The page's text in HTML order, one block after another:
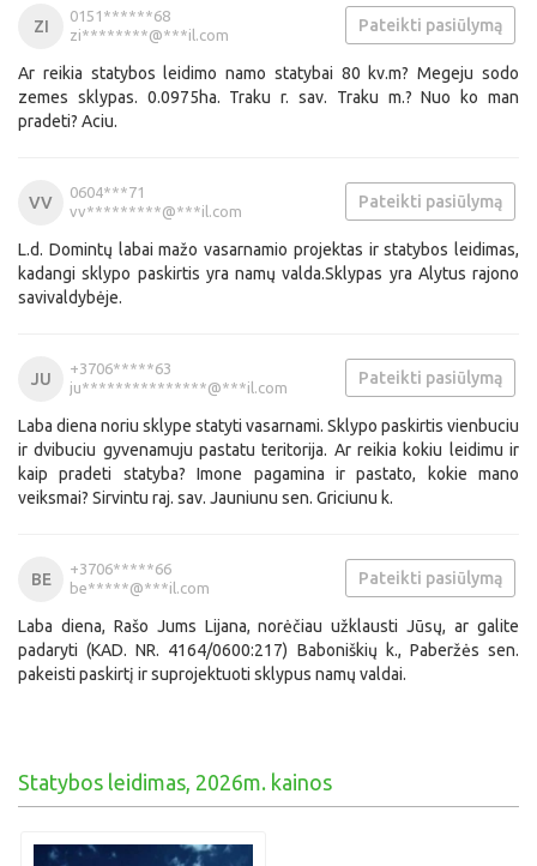
ZI
0151******68
zi********@***il.com
Pateikti pasiūlymą
Ar reikia statybos leidimo namo statybai 80 kv.m? Megeju sodo
zemes sklypas. 0.0975ha. Traku r. sav. Traku m.? Nuo ko man
pradeti? Aciu.
VV
0604***71
vv*********@***il.com
Pateikti pasiūlymą
L.d. Domintų labai mažo vasarnamio projektas ir statybos leidimas,
kadangi sklypo paskirtis yra namų valda.Sklypas yra Alytus rajono
savivaldybėje.
JU
+3706*****63
ju***************@***il.com
Pateikti pasiūlymą
Laba diena noriu sklype statyti vasarnami. Sklypo paskirtis vienbuciu
ir dvibuciu gyvenamuju pastatu teritorija. Ar reikia kokiu leidimu ir
kaip pradeti statyba? Imone pagamina ir pastato, kokie mano
veiksmai? Sirvintu raj. sav. Jauniunu sen. Griciunu k.
BE
+3706*****66
be*****@***il.com
Pateikti pasiūlymą
Laba diena, Rašo Jums Lijana, norėčiau užklausti Jūsų, ar galite
padaryti (KAD. NR. 4164/0600:217) Baboniškių k., Paberžės sen.
pakeisti paskirtį ir suprojektuoti sklypus namų valdai.
Statybos leidimas, 2026m. kainos